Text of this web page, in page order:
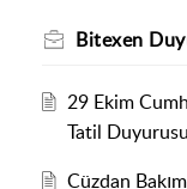
Bitexen
29 Ekim
Tatil Duyurusu
Cüzdan